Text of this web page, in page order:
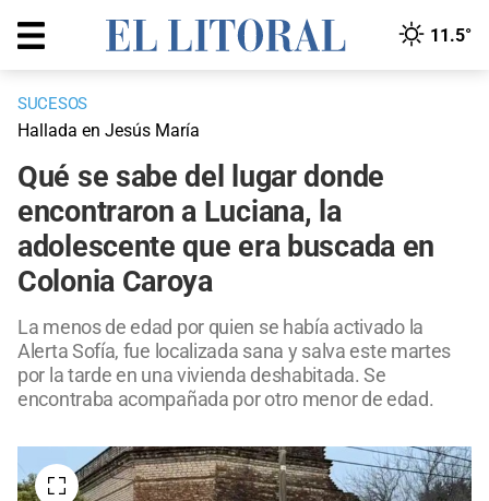
11.5°
SUCESOS
Hallada en Jesús María
Qué se sabe del lugar donde
encontraron a Luciana, la
adolescente que era buscada en
Colonia Caroya
La menos de edad por quien se había activado la
Alerta Sofía, fue localizada sana y salva este martes
por la tarde en una vivienda deshabitada. Se
encontraba acompañada por otro menor de edad.